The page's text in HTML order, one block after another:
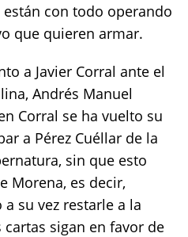
con todo operando
que quieren armar.
a Javier Corral ante el
Andrés Manuel
Corral se ha vuelto su
a Pérez Cuéllar de la
sin que esto
Morena, es decir,
su vez restarle a la
sigan en favor de